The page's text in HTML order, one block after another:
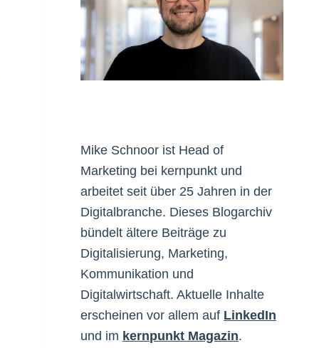
Mike Schnoor ist Head of
Marketing bei kernpunkt und
arbeitet seit über 25 Jahren in der
Digitalbranche. Dieses Blogarchiv
bündelt ältere Beiträge zu
Digitalisierung, Marketing,
Kommunikation und
Digitalwirtschaft. Aktuelle Inhalte
erscheinen vor allem auf LinkedIn
und im kernpunkt Magazin.